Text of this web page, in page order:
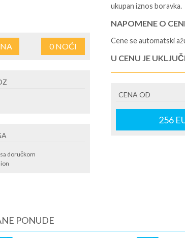
0NOĆI
doručkom
ukupan iznos boravka.
NAPOMENE O CENI
Cene se automatski
U CENU JE
- rezervisane i
putovanja
- boravišne takse na
CENA OD
256
PONUDE